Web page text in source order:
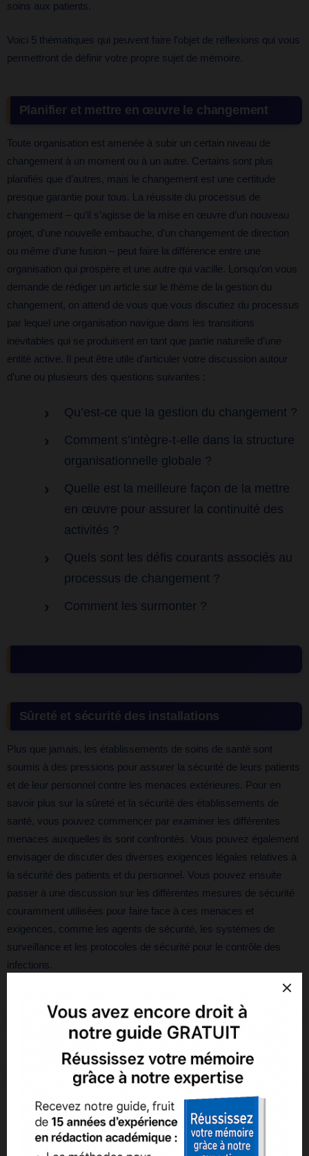
soins aux patients.
Voici 5 thématiques qui peuvent faire l’objet de réflexions qui vous
permettront de définir votre propre sujet de mémoire.
Planifier et mettre en œuvre le changement
Toute organisation est amenée à subir un certain niveau de
changement à un moment ou à un autre. Certains sont plus
planifiés que d’autres, mais le changement est une certitude
presque garantie pour tous. La réussite du processus de
changement – qu’il s’agisse de la mise en œuvre d’un nouveau
projet, d’une nouvelle embauche, d’un changement de direction
ou même d’une fusion – peut faire la différence entre une
organisation qui prospère et une autre qui vacille. Lorsqu’on vous
demande de rédiger un article sur le thème de la gestion du
changement, on attend de vous que vous discutiez du processus
par lequel une organisation navigue dans les transitions
inévitables qui se produisent en tant que partie naturelle d’une
entité active. Il peut être utile d’articuler votre discussion autour
d’une ou plusieurs des questions suivantes :
Qu’est-ce que la gestion du changement ?
Comment s’intègre-t-elle dans la structure
organisationnelle globale ?
Quelle est la meilleure façon de la mettre
en œuvre pour assurer la continuité des
activités ?
Quels sont les défis courants associés au
processus de changement ?
Comment les surmonter ?
Sûreté et sécurité des installations
Plus que jamais, les établissements de soins de santé sont
soumis à des pressions pour assurer la sécurité de leurs patients
et de leur personnel contre les menaces extérieures. Pour en
savoir plus sur la sûreté et la sécurité des établissements de
santé, vous pouvez commencer par examiner les différentes
menaces auxquelles ils sont confrontés. Vous pouvez également
envisager de discuter des diverses exigences légales relatives à
la sécurité des patients et du personnel. Vous pouvez ensuite
passer à une discussion sur les différentes mesures de sécurité
couramment utilisées pour faire face à ces menaces et
exigences, comme les agents de sécurité, les systèmes de
surveillance et les protocoles de sécurité pour le contrôle des
infections.
Utilisation des nouvelles technologies
Les soins de santé connaissent une révolution technologique, les
applications pour smartphone, l’intelligence artificielle étant utilisés
à des fins très diverses, notamment pour améliorer les résultats